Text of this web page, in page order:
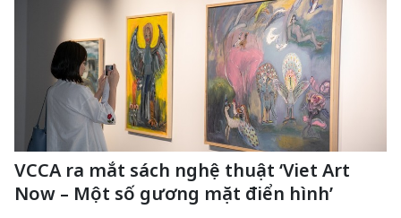
VCCA ra mắt sách nghệ thuật ‘Viet Art
Now – Một số gương mặt điển hình’